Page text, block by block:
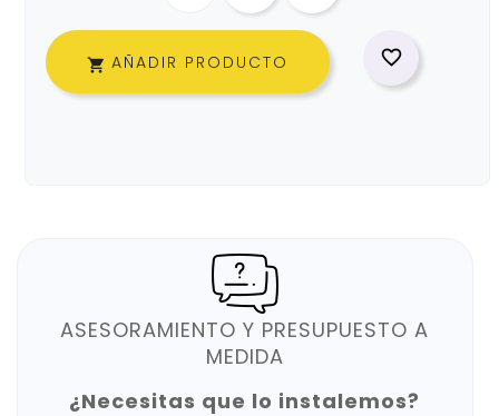
 AÑADIR PRODUCTO 
ASESORAMIENTO Y PRESUPUESTO A
MEDIDA
¿Necesitas que lo instalemos?